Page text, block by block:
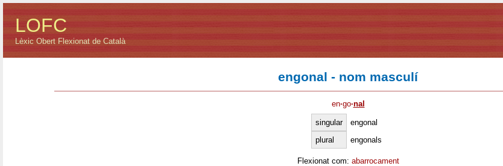
LOFC
Lèxic Obert Flexionat de Català
engonal - nom masculí
en·go·nal
singular
engonal
plural
engonals
Flexionat com: abarrocament